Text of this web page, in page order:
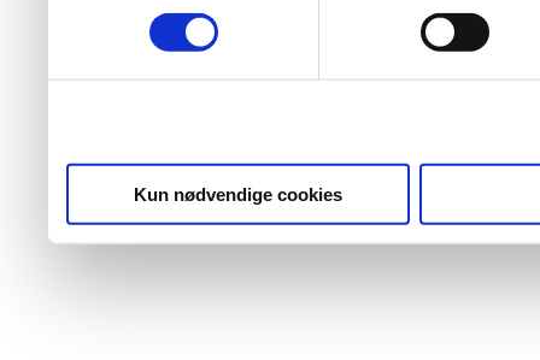
Kun nødvendige cookies